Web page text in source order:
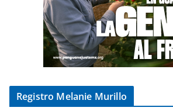
Registro Melanie Murillo